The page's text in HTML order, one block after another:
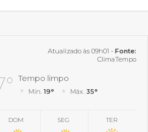
Atualizado às 09h01 - Fonte:
ClimaTempo
Tempo limpo
Mín.19° Máx. 35°
DOM SEG TER